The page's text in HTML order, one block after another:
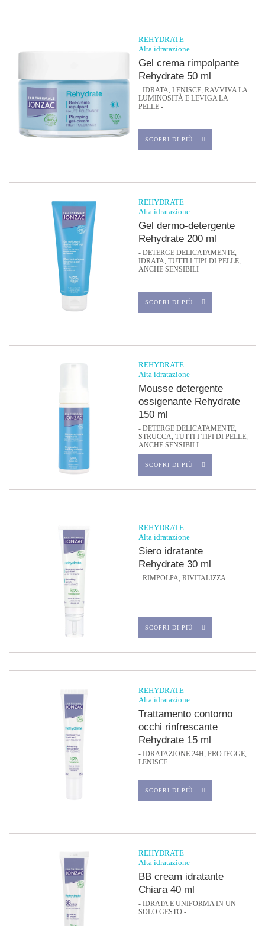
REHYDRATE
Alta idratazione
Gel crema rimpolpante
Rehydrate 50 ml
- IDRATA, LENISCE, RAVVIVA LA
LUMINOSITÀ E LEVIGA LA
PELLE -
SCOPRI DI PIÙ
REHYDRATE
Alta idratazione
Gel dermo-detergente
Rehydrate 200 ml
- DETERGE DELICATAMENTE,
IDRATA, TUTTI I TIPI DI PELLE,
ANCHE SENSIBILI -
SCOPRI DI PIÙ
REHYDRATE
Alta idratazione
Mousse detergente
ossigenante Rehydrate
150 ml
- DETERGE DELICATAMENTE,
STRUCCA, TUTTI I TIPI DI PELLE,
ANCHE SENSIBILI -
SCOPRI DI PIÙ
REHYDRATE
Alta idratazione
Siero idratante
Rehydrate 30 ml
- RIMPOLPA, RIVITALIZZA -
SCOPRI DI PIÙ
REHYDRATE
Alta idratazione
Trattamento contorno
occhi rinfrescante
Rehydrate 15 ml
- IDRATAZIONE 24H, PROTEGGE,
LENISCE -
SCOPRI DI PIÙ
REHYDRATE
Alta idratazione
BB cream idratante
Chiara 40 ml
- IDRATA E UNIFORMA IN UN
SOLO GESTO -